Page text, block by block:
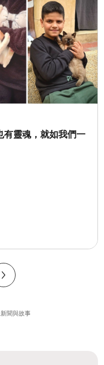
有靈魂，就如我們一
聞與故事